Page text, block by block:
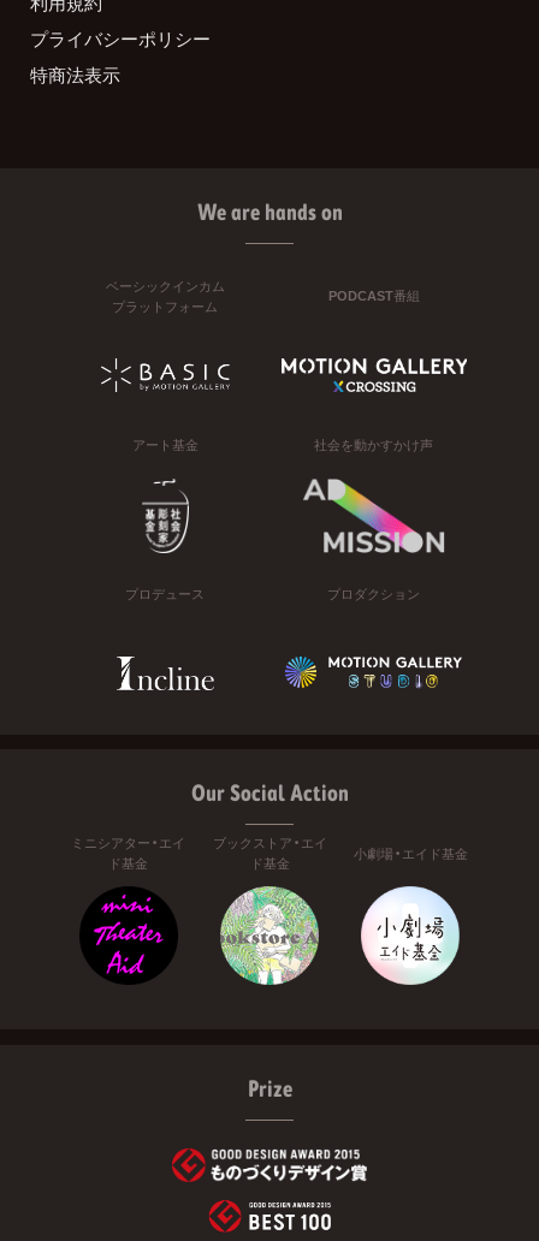
プライバシーポリシー
特商法表示
We are hands on
ベーシックインカム
プラットフォーム
PODCAST番組
アート基金 社会を動かすかけ声
プロデュース プロダクション
Our Social Action
ミニシアター・エイ
ド基金
ブックストア・エイ
ド基金
小劇場・エイド基金
Prize